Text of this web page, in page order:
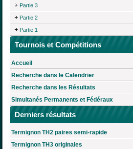
Partie 3
Partie 2
Partie 1
Tournois et Compétitions
Accueil
Recherche dans le Calendrier
Recherche dans les Résultats
Simultanés Permanents et Fédéraux
Derniers résultats
Termignon TH2 paires semi-rapide
Termignon TH3 originales